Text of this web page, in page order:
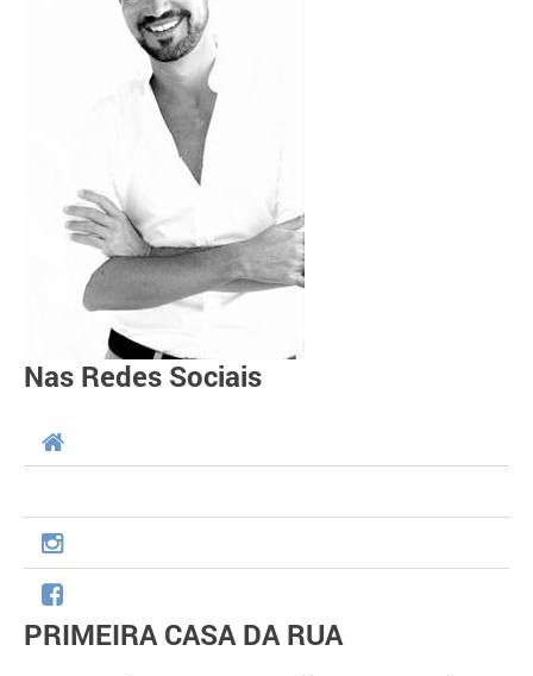
Nas Redes Sociais
PRIMEIRA CASA DA RUA